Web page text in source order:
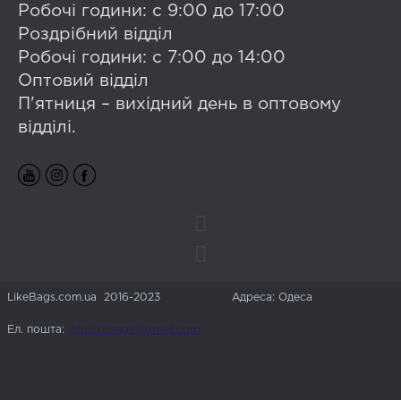
Робочі години: с 9:00 до 17:00
Роздрібний відділ
Робочі години: с 7:00 до 14:00
Оптовий відділ
П'ятниця – вихідний день в оптовому
відділі.
LikeBags.com.ua 2016-2023 Адреса: Одеса
Ел. пошта: info.likebags@gmail.com